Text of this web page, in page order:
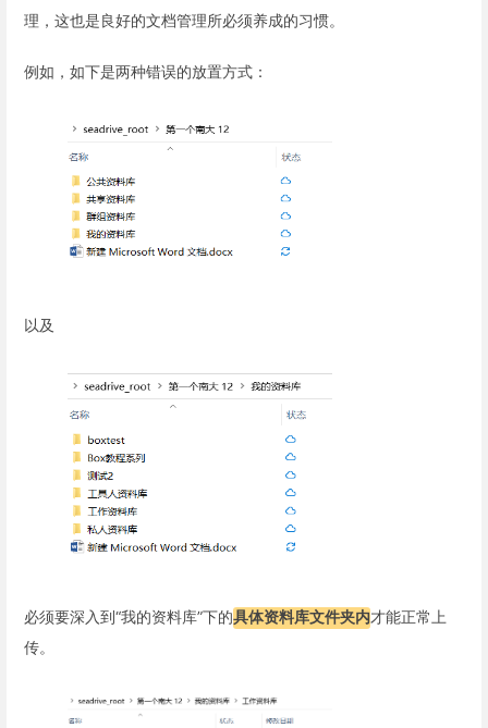
理，这也是良好的文档管理所必须养成的习惯。
例如，如下是两种错误的放置方式：
以及
必须要深入到“我的资料库”下的具体资料库文件夹内才能正常上
传。